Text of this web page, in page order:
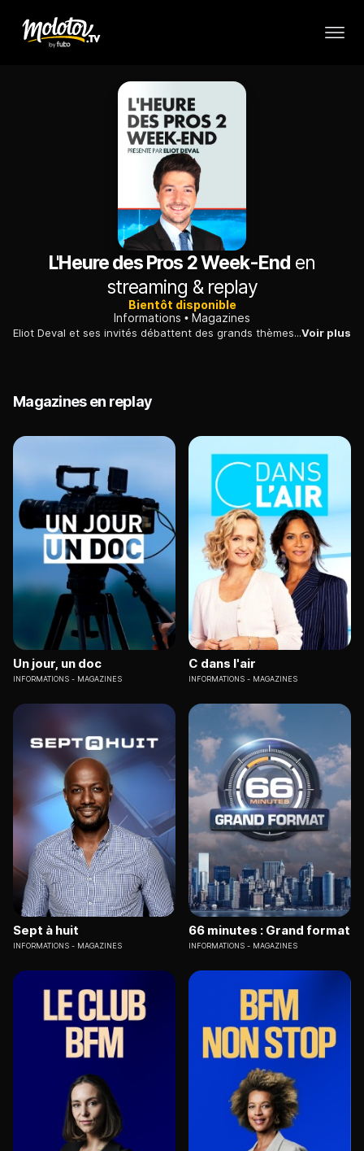
L'Heure des Pros 2 Week-End en
streaming & replay
Bientôt disponible
Informations
Magazines
Eliot Deval et ses invités débattent des grands thèmes de l'actualité dans #HDProsWE à 9h le samedi et le dimancheVoir plus
Magazines en replay
Un jour, un doc
INFORMATIONS MAGAZINES
C dans l'air
INFORMATIONS MAGAZINES
Sept à huit
INFORMATIONS MAGAZINES
66 minutes : Grand format
INFORMATIONS MAGAZINES